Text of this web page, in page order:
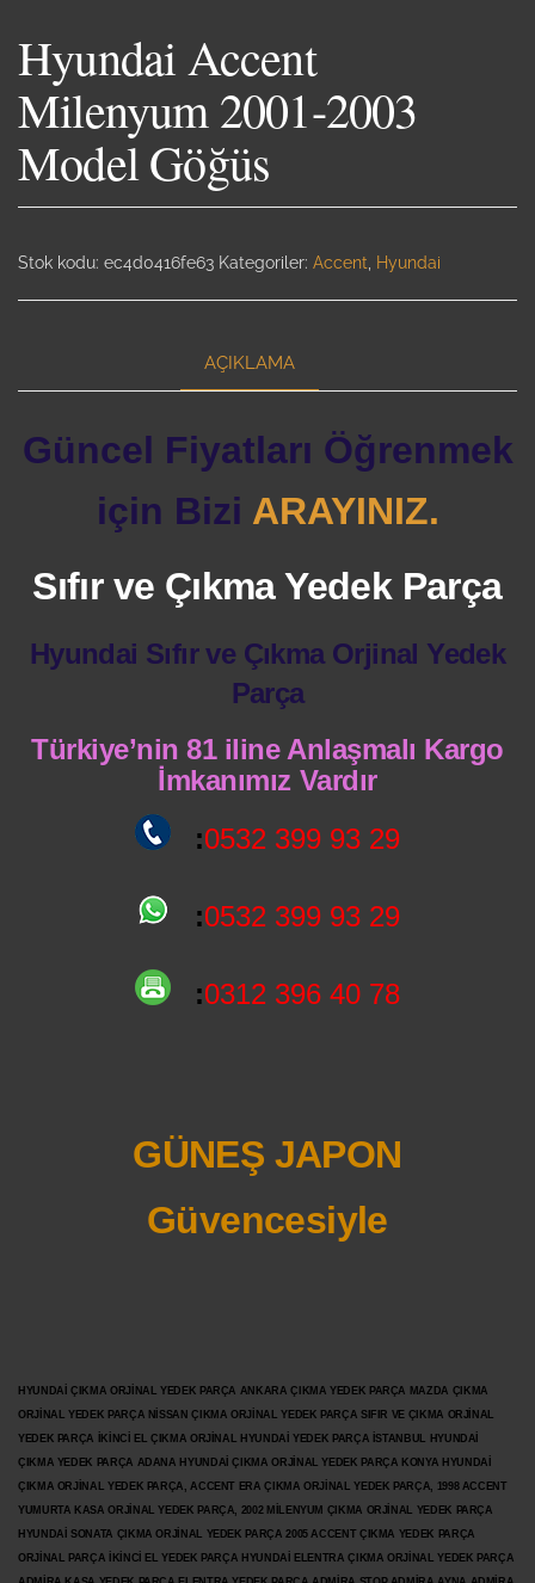
Hyundai Accent
Milenyum 2001-2003
Model Göğüs
Stok kodu: ec4d0416fe63 Kategoriler: Accent Hyundai
AÇIKLAMA
Güncel Fiyatları Öğrenmek
için Bizi ARAYINIZ.
Sıfır ve Çıkma Yedek Parça
Hyundai Sıfır ve Çıkma Orjinal Yedek
Parça
Türkiye’nin 81 iline Anlaşmalı Kargo
İmkanımız Vardır
:0532 399 93 29
:0532 399 93 29
:0312 396 40 78
GÜNEŞ JAPON
Güvencesiyle
HYUNDAİ ÇIKMA ORJİNAL YEDEK PARÇA ANKARA ÇIKMA YEDEK PARÇA MAZDA ÇIKMA
ORJİNAL YEDEK PARÇA NİSSAN ÇIKMA ORJİNAL YEDEK PARÇA SIFIR VE ÇIKMA ORJİNAL
YEDEK PARÇA İKİNCİ EL ÇIKMA ORJİNAL HYUNDAİ YEDEK PARÇA İSTANBUL HYUNDAİ
ÇIKMA YEDEK PARÇA ADANA HYUNDAİ ÇIKMA ORJİNAL YEDEK PARÇA KONYA HYUNDAİ
ÇIKMA ORJİNAL YEDEK PARÇA, ACCENT ERA ÇIKMA ORJİNAL YEDEK PARÇA, 1998 ACCENT
YUMURTA KASA ORJİNAL YEDEK PARÇA, 2002 MİLENYUM ÇIKMA ORJİNAL YEDEK PARÇA
HYUNDAİ SONATA ÇIKMA ORJİNAL YEDEK PARÇA 2005 ACCENT ÇIKMA YEDEK PARÇA
ORJİNAL PARÇA İKİNCİ EL YEDEK PARÇA HYUNDAİ ELENTRA ÇIKMA ORJİNAL YEDEK PARÇA